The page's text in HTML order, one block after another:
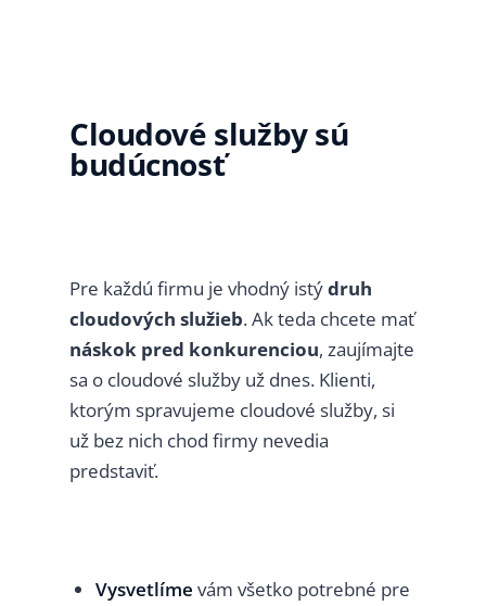
Cloudové služby sú
budúcnosť
Pre každú firmu je vhodný istýdruh
cloudových služieb. Ak teda chcete mať
náskok pred konkurenciou, zaujímajte
sa o cloudové služby už dnes. Klienti,
ktorým spravujeme cloudové služby, si
už bez nich chod firmy nevedia
predstaviť.
Vysvetlíme vám všetko potrebné pre